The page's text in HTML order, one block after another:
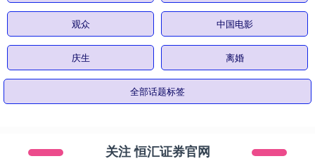
观众 中国电影
庆生 离婚
全部话题标签
关注 恒汇证券官网